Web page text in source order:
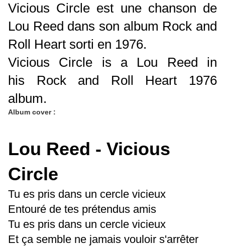
Vicious Circle est une chanson de
Lou Reed dans son album Rock and
Roll Heart sorti en 1976.
Vicious Circle is a Lou Reed in
his Rock and Roll Heart 1976
album.
Album cover :
Lou Reed - Vicious
Circle
Tu es pris dans un cercle vicieux
Entouré de tes prétendus amis
Tu es pris dans un cercle vicieux
Et ça semble ne jamais vouloir s'arrêter